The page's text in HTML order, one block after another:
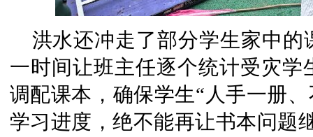
洪水还冲走了部分学生家中
一时间让班主任逐个统计受灾
调配课本，确保学生“人手一册
学习进度，绝不能再让书本问题